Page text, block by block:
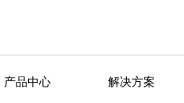
产品中心 解决方案